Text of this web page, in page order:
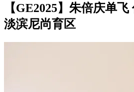
【GE2025】朱倍庆单
淡滨尼尚育区